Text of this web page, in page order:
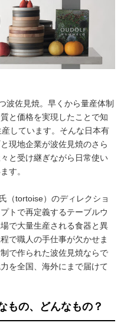
波佐見焼。早くから量産体制
と価格を実現したことで知
しています。そんな日本有
現地企業が波佐見焼のさら
と受け継ぎながら日常使い
す。
（tortoise）のディレクショ
トで再定義するテーブルウ
で大量生産される食器と異
で職人の手仕事が欠かせま
で作られた波佐見焼ならで
を全国、海外にまで届けて
もの、どんなもの？